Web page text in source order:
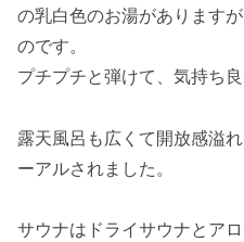
の乳白色のお湯があります
のです。
プチプチと弾けて、気持ち良
露天風呂も広くて開放感溢
ーアルされました。
サウナはドライサウナとア